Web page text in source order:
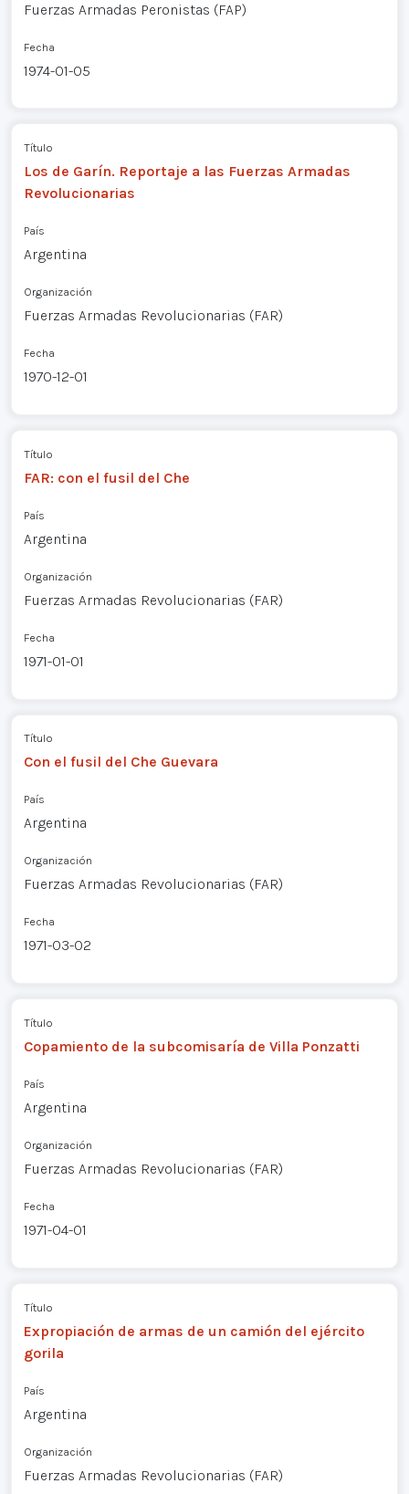
Fuerzas Armadas Peronistas (FAP)
Fecha
1974-01-05
Título
Los de Garín. Reportaje a las Fuerzas Armadas
Revolucionarias
País
Argentina
Organización
Fuerzas Armadas Revolucionarias (FAR)
Fecha
1970-12-01
Título
FAR: con el fusil del Che
País
Argentina
Organización
Fuerzas Armadas Revolucionarias (FAR)
Fecha
1971-01-01
Título
Con el fusil del Che Guevara
País
Argentina
Organización
Fuerzas Armadas Revolucionarias (FAR)
Fecha
1971-03-02
Título
Copamiento de la subcomisaría de Villa Ponzatti
País
Argentina
Organización
Fuerzas Armadas Revolucionarias (FAR)
Fecha
1971-04-01
Título
Expropiación de armas de un camión del ejército
gorila
País
Argentina
Organización
Fuerzas Armadas Revolucionarias (FAR)